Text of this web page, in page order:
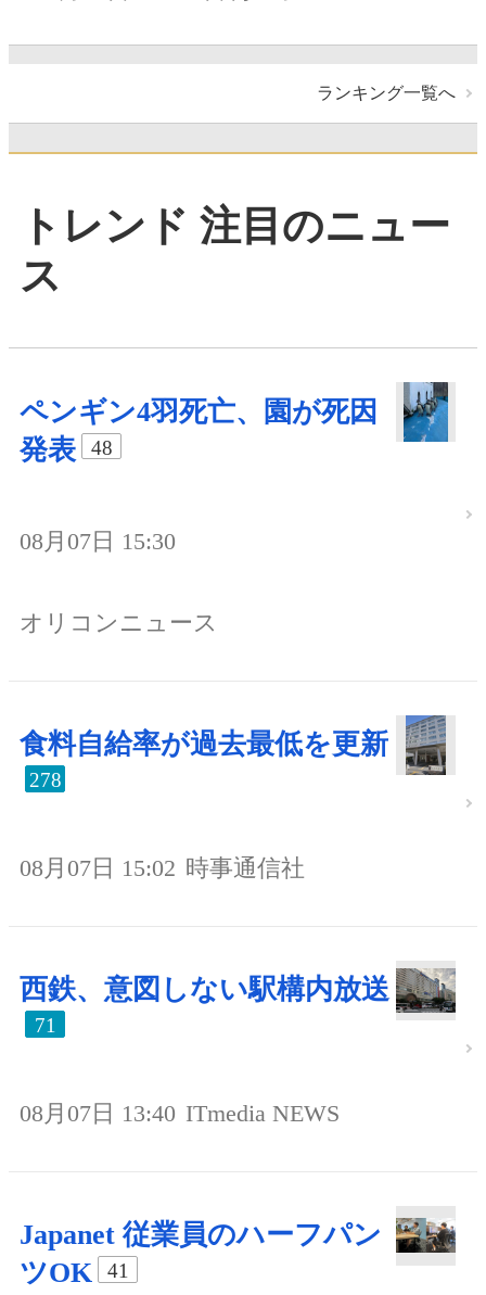
ランキング一覧へ
トレンド 注目のニュー
ス
ペンギン4羽死亡、園が死因
発表
48
08月07日 15:30
オリコンニュース
食料自給率が過去最低を更新
278
08月07日 15:02 時事通信社
西鉄、意図しない駅構内放送
71
08月07日 13:40 ITmedia NEWS
Japanet 従業員のハーフパン
ツOK
41